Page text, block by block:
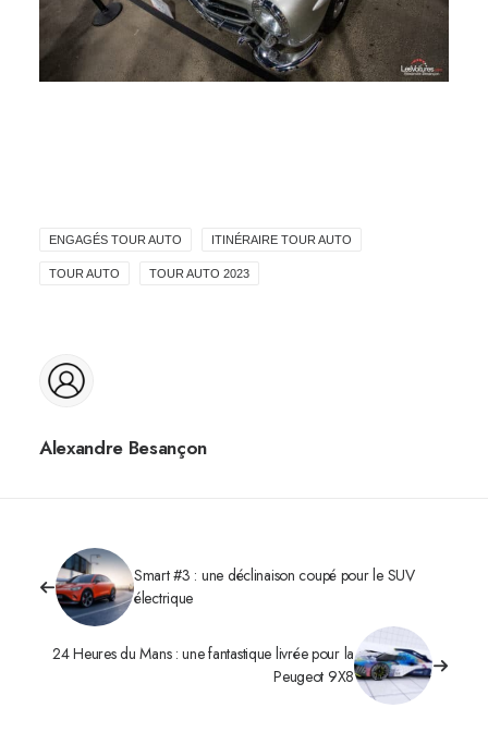
ENGAGÉS TOUR AUTO ITINÉRAIRE TOUR AUTO
TOUR AUTO TOUR AUTO 2023
Alexandre Besançon
Smart #3 : une déclinaison coupé pour le SUV
électrique
24 Heures du Mans : une fantastique livrée pour la
Peugeot 9X8